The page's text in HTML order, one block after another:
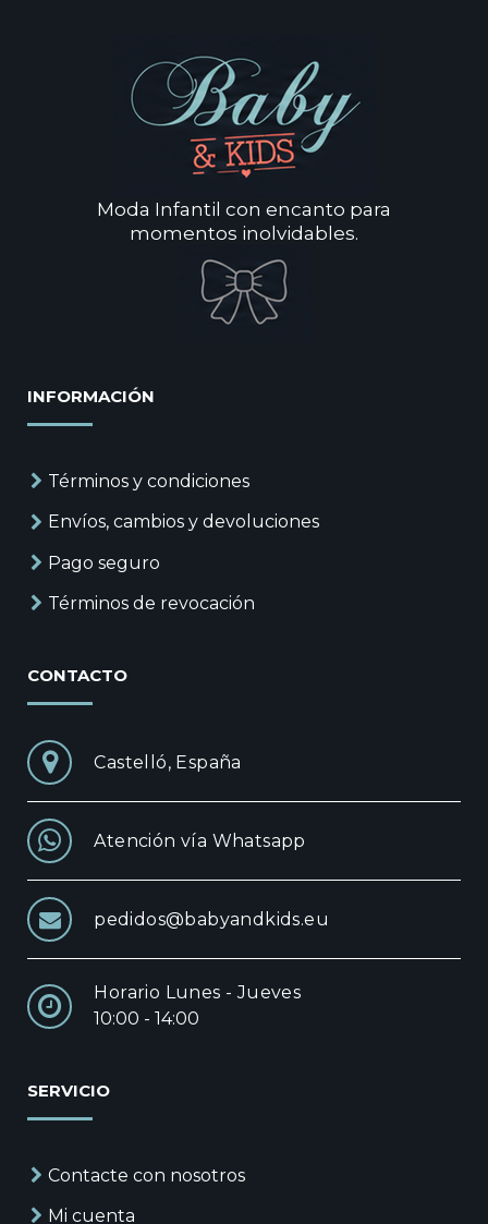
Moda Infantil con encanto para
momentos inolvidables.
INFORMACIÓN
Términos y condiciones
Envíos, cambios y devoluciones
Pago seguro
Términos de revocación
CONTACTO
Castelló, España
Atención vía Whatsapp
pedidos@babyandkids.eu
Horario Lunes - Jueves
10:00 - 14:00
SERVICIO
Contacte con nosotros
Mi cuenta